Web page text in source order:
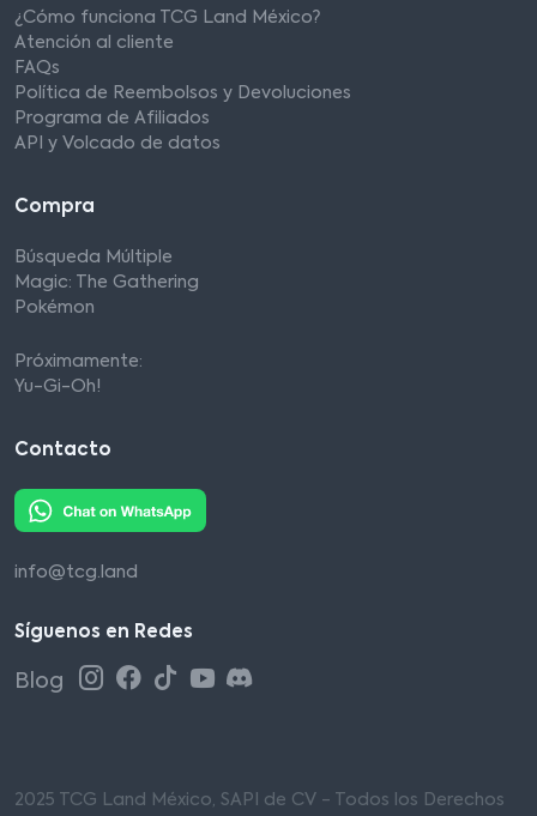
¿Cómo funciona TCG Land México?
Atención al cliente
FAQs
Política de Reembolsos y Devoluciones
Programa de Afiliados
API y Volcado de datos
Compra
Búsqueda Múltiple
Magic: The Gathering
Pokémon
Próximamente:
Yu-Gi-Oh!
Contacto
info@tcg.land
Síguenos en Redes
Blog
2025 TCG Land México, SAPI de CV - Todos los Derechos